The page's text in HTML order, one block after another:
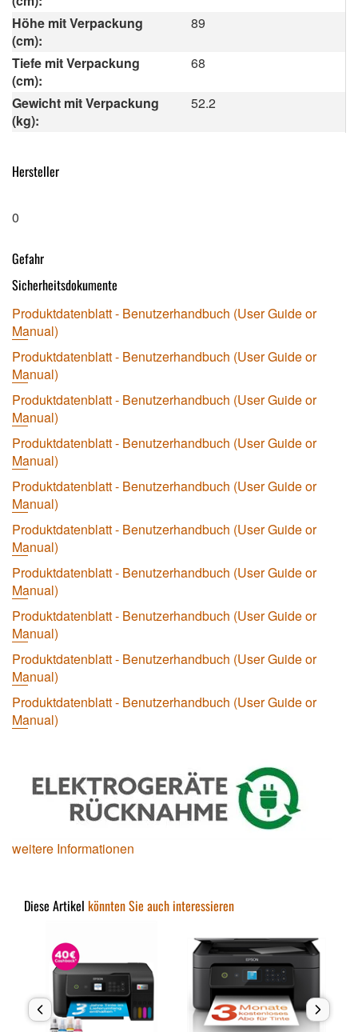
Höhe mit Verpackung
(cm):
89
Tiefe mit Verpackung
(cm):
68
Gewicht mit Verpackung
(kg):
52.2
Hersteller
0
Gefahr
Sicherheitsdokumente
Produktdatenblatt - Benutzerhandbuch (User Guide or
Manual)
Produktdatenblatt - Benutzerhandbuch (User Guide or
Manual)
Produktdatenblatt - Benutzerhandbuch (User Guide or
Manual)
Produktdatenblatt - Benutzerhandbuch (User Guide or
Manual)
Produktdatenblatt - Benutzerhandbuch (User Guide or
Manual)
Produktdatenblatt - Benutzerhandbuch (User Guide or
Manual)
Produktdatenblatt - Benutzerhandbuch (User Guide or
Manual)
Produktdatenblatt - Benutzerhandbuch (User Guide or
Manual)
Produktdatenblatt - Benutzerhandbuch (User Guide or
Manual)
Produktdatenblatt - Benutzerhandbuch (User Guide or
Manual)
weitere Informationen
Diese Artikel könnten Sie auch interessieren